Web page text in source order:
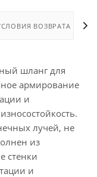
ВОЗВРАТА
шланг для
армирование
и
лучей, не
из
стенки
и